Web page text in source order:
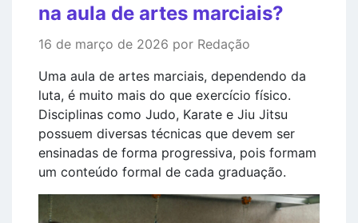
na aula de artes marciais?
16 de março de 2026 por Redação
Uma aula de artes marciais, dependendo da
luta, é muito mais do que exercício físico.
Disciplinas como Judo, Karate e Jiu Jitsu
possuem diversas técnicas que devem ser
ensinadas de forma progressiva, pois formam
um conteúdo formal de cada graduação.